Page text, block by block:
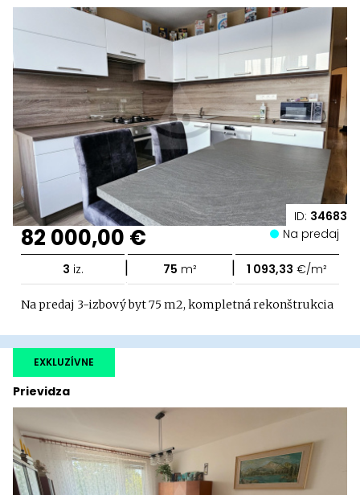
ID: 34683
82 000,00 € Na predaj
3 iz. | 75 m² | 1 093,33 €/m²
Na predaj 3-izbový byt 75 m2, kompletná rekonštrukcia
Prievidza
EXKLUZÍVNE